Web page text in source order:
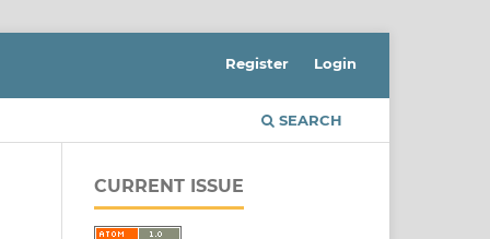
SEARCH
Register Login
CURRENT ISSUE